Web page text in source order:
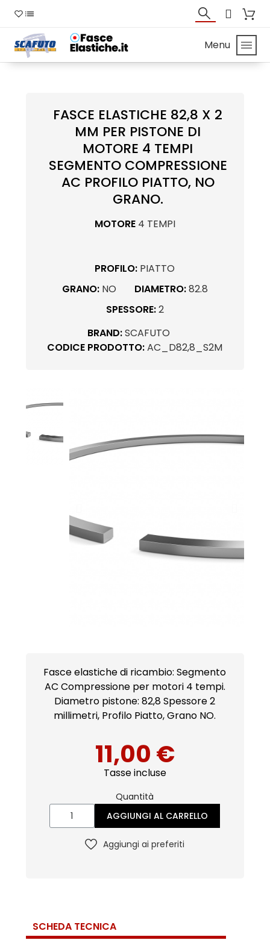
Menu
FASCE ELASTICHE 82,8 X 2
MM PER PISTONE DI
MOTORE 4 TEMPI
SEGMENTO COMPRESSIONE
AC PROFILO PIATTO, NO
GRANO.
MOTORE 4 TEMPI
PROFILO: PIATTO
GRANO: NO DIAMETRO:82.8
SPESSORE:2
BRAND:SCAFUTO
CODICE PRODOTTO:AC_D82,8_S2M
Fasce elastiche di ricambio: Segmento
AC Compressione per motori 4 tempi.
Diametro pistone: 82,8 Spessore 2
millimetri, Profilo Piatto, Grano NO.
11,00 €
Tasse incluse
Quantità
AGGIUNGI AL CARRELLO
Aggiungi ai preferiti
SCHEDA TECNICA